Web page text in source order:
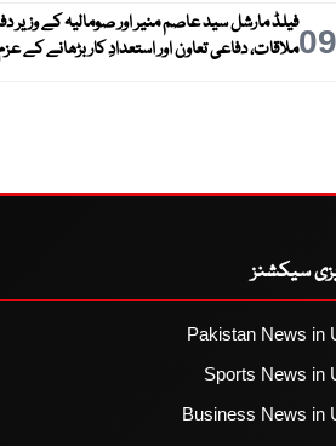
09فیلڈ مارشل سید عاصم منیر اور صومالیہ کے وزیر
ملاقات، دفاعی تعاون اور استعدادِ کار بڑھانے کے
سیکشنز
Pakistan News in
Sports News in
Business News in